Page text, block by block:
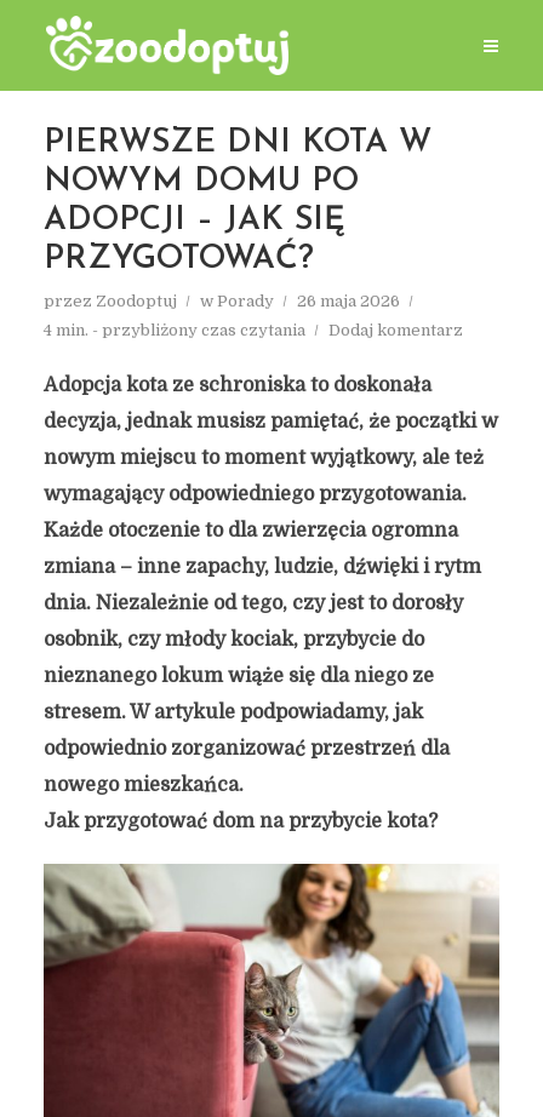
PIERWSZE DNI KOTA W
NOWYM DOMU PO
ADOPCJI – JAK SIĘ
PRZYGOTOWAĆ?
przez Zoodoptuj w Porady
26 maja 2026
4 min. - przybliżony czas czytania
Dodaj komentarz
Adopcja kota ze schroniska to doskonała
decyzja, jednak musisz pamiętać, że początki w
nowym miejscu to moment wyjątkowy, ale też
wymagający odpowiedniego przygotowania.
Każde otoczenie to dla zwierzęcia ogromna
zmiana – inne zapachy, ludzie, dźwięki i rytm
dnia. Niezależnie od tego, czy jest to dorosły
osobnik, czy młody kociak, przybycie do
nieznanego lokum wiąże się dla niego ze
stresem. W artykule podpowiadamy, jak
odpowiednio zorganizować przestrzeń dla
nowego mieszkańca.
Jak przygotować dom na przybycie kota?